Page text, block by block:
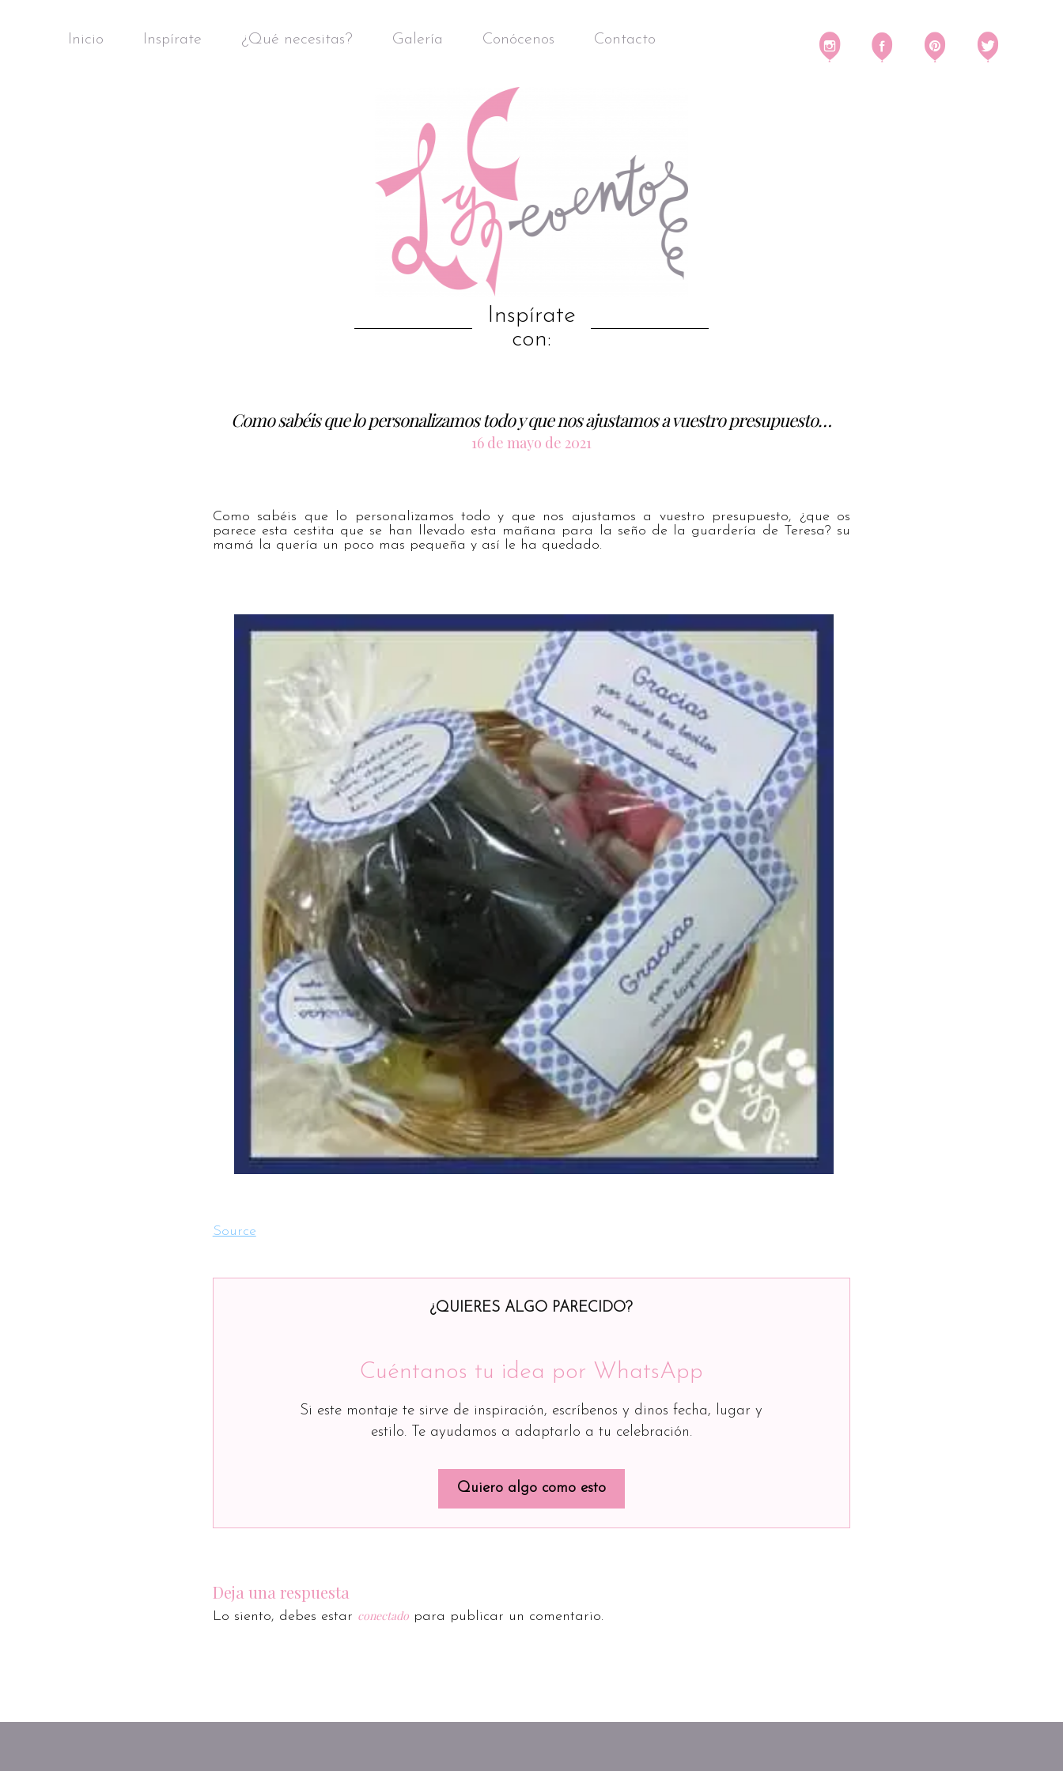
Inicio Inspírate ¿Qué necesitas? Galería Conócenos Contacto
Inspírate
con:
Como sabéis que lo personalizamos todo y que nos ajustamos a vuestro presupuesto…
16 de mayo de 2021
Como sabéis que lo personalizamos todo y que nos ajustamos a vuestro presupuesto, ¿que os
parece esta cestita que se han llevado esta mañana para la seño de la guardería de Teresa? su
mamá la quería un poco mas pequeña y así le ha quedado.
Source
¿QUIERES ALGO PARECIDO?
Cuéntanos tu idea por WhatsApp
Si este montaje te sirve de inspiración, escríbenos y dinos fecha, lugar y
estilo. Te ayudamos a adaptarlo a tu celebración.
Quiero algo como esto
Deja una respuesta
Lo siento, debes estar conectadopara publicar un comentario.